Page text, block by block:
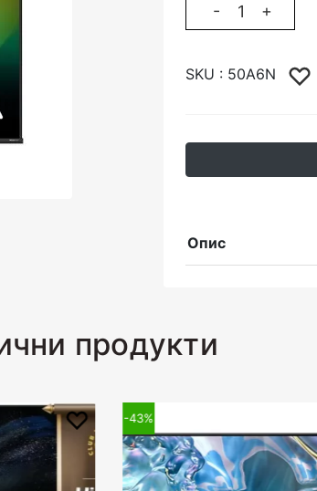
- +
SKU : 50A6N
Опис
продукти
-43%